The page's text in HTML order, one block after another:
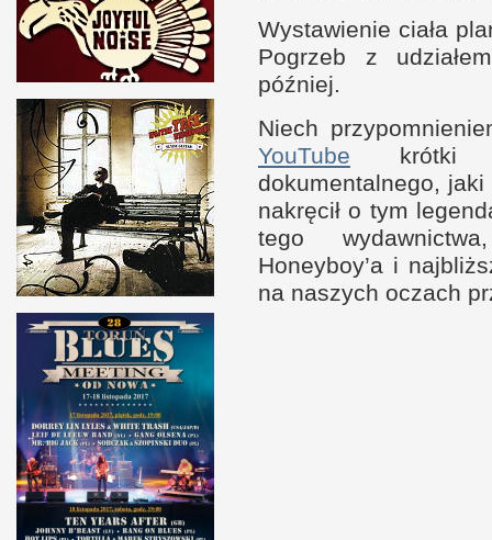
Wystawienie ciała
Pogrzeb z u
później.
Niech
YouTube krótki
dokumentalnego,
nakręcił o tym
tego
Honeyboy’a i n
na naszych oczach